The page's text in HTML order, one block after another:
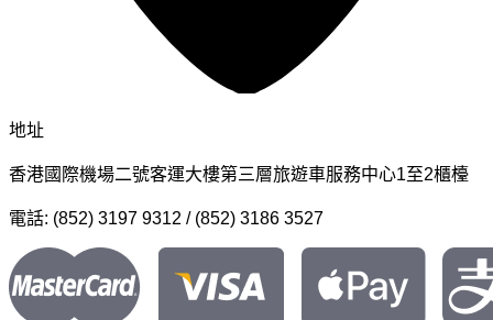
地址
香港國際機場二號客運大樓第三層旅遊車服務中心1至2櫃檯
電話: (852) 3197 9312 / (852) 3186 3527